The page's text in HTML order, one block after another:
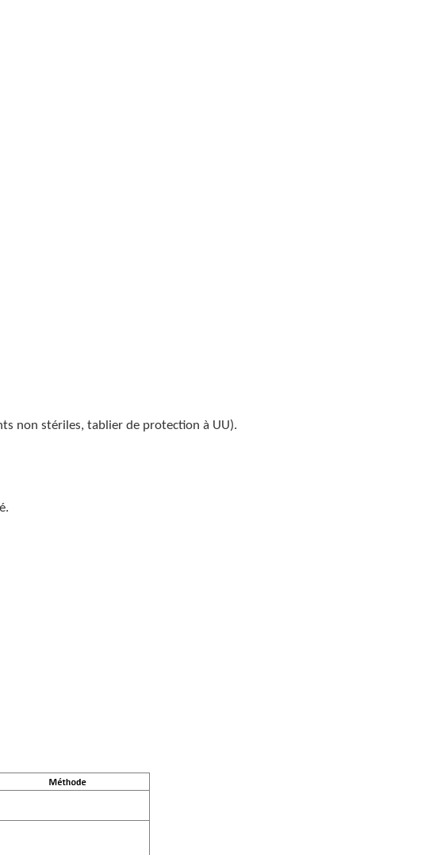
non stériles, tablier de protection à UU).